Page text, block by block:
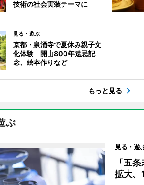
技術の社会実装テーマに
見る・遊ぶ
京都・泉涌寺で夏休み親子文
化体験 開山800年遠忌記
念、絵本作りなど
もっと見る
ぶ
見る・遊
「五
拡大、